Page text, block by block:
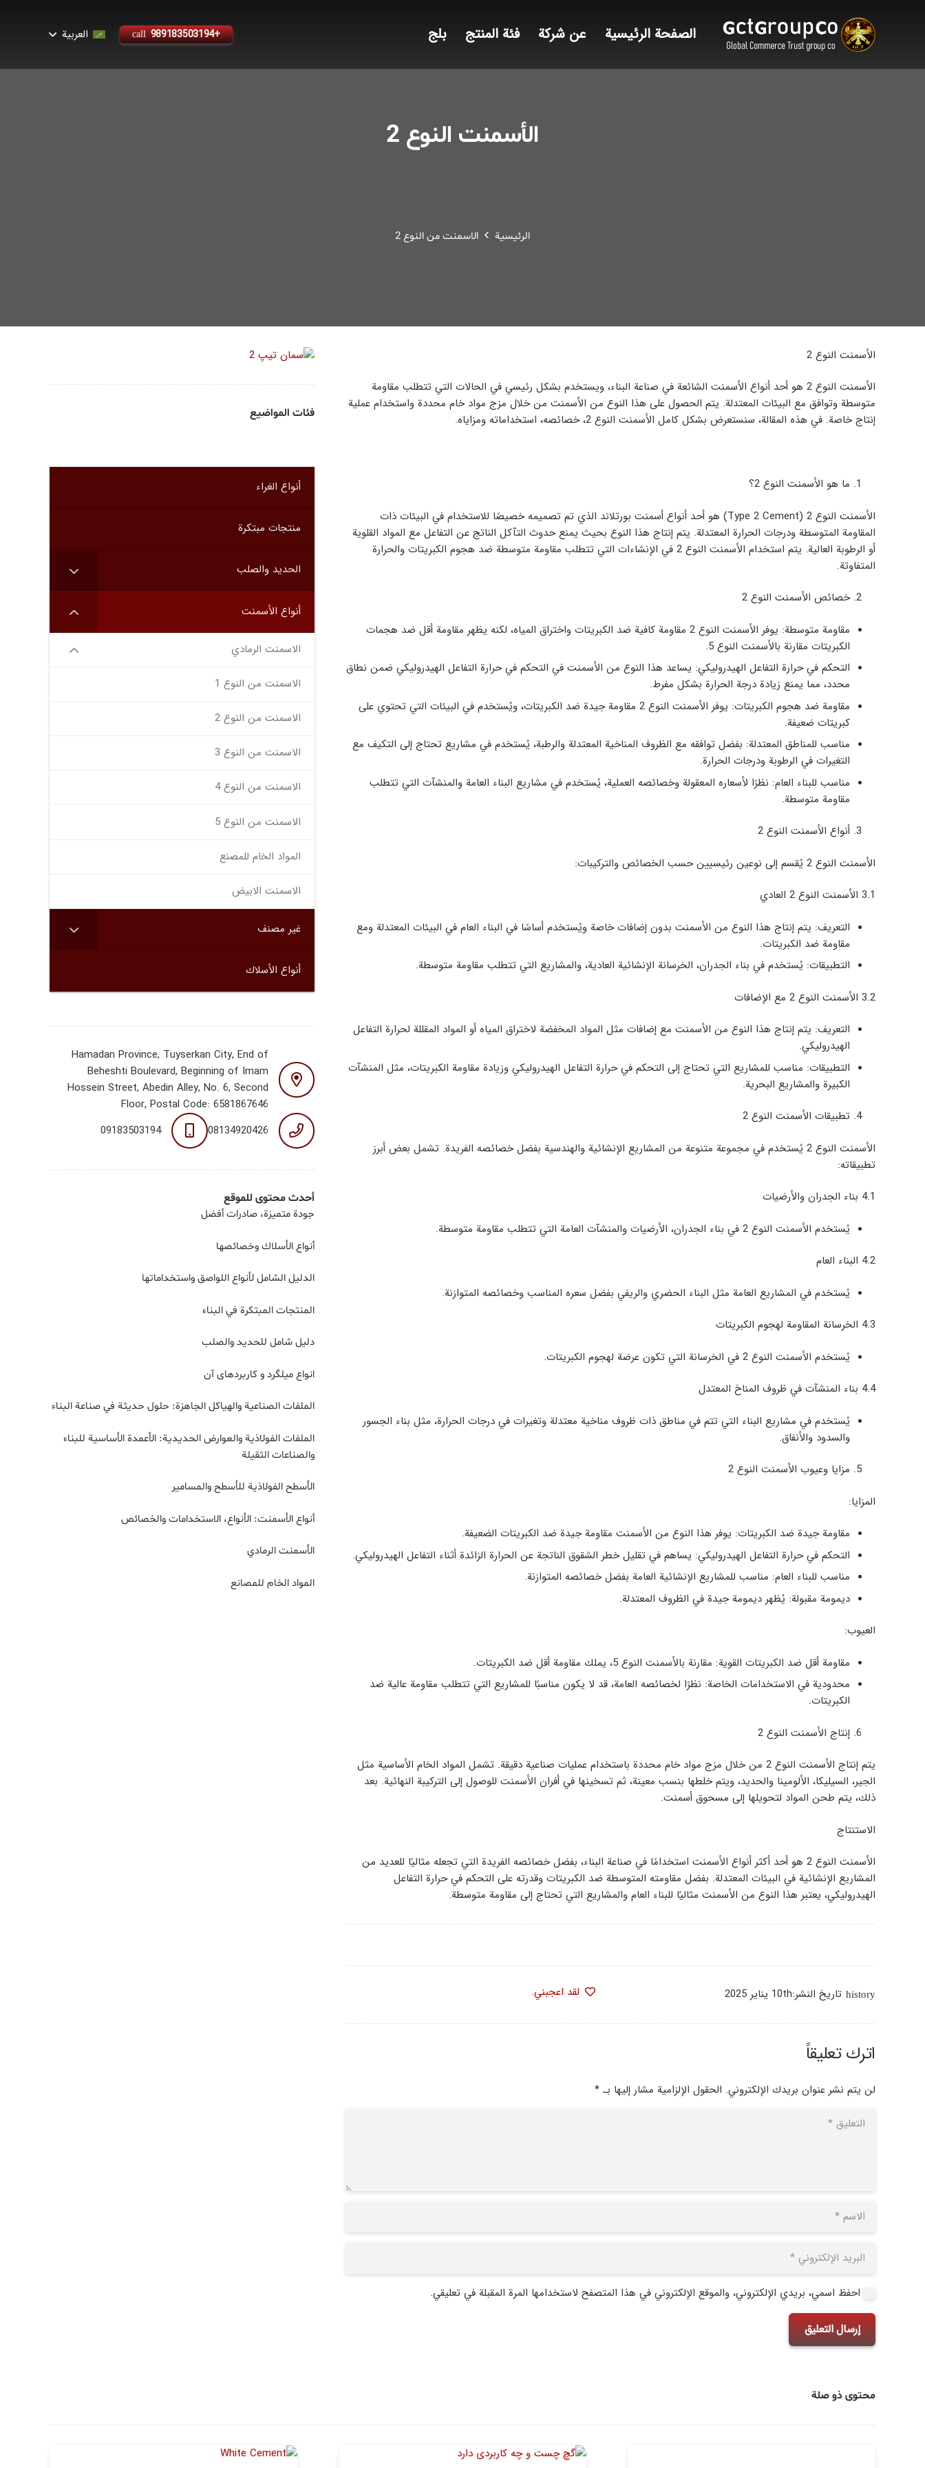
الصفحة الرئيسية عن شركة فئة المنتج بلج +989183503194
call العربية
الأسمنت النوع 2
الرئيسية الاسمنت من النوع 2
الأسمنت النوع 2
الأسمنت النوع 2 هو أحد أنواع الأسمنت الشائعة في صناعة البناء، ويستخدم بشكل رئيسي في الحالات التي تتطلب مقاومة
متوسطة وتوافق مع البيئات المعتدلة. يتم الحصول على هذا النوع من الأسمنت من خلال مزج مواد خام محددة واستخدام عملية
إنتاج خاصة. في هذه المقالة، سنستعرض بشكل كامل الأسمنت النوع 2، خصائصه، استخداماته ومزاياه.
ما هو الأسمنت النوع 2؟
الأسمنت النوع 2 (Type 2 Cement) هو أحد أنواع أسمنت بورتلاند الذي تم تصميمه خصيصًا للاستخدام في البيئات ذات
المقاومة المتوسطة ودرجات الحرارة المعتدلة. يتم إنتاج هذا النوع بحيث يمنع حدوث التآكل الناتج عن التفاعل مع المواد القلوية
أو الرطوبة العالية. يتم استخدام الأسمنت النوع 2 في الإنشاءات التي تتطلب مقاومة متوسطة ضد هجوم الكبريتات والحرارة
المتفاوتة.
خصائص الأسمنت النوع 2
مقاومة متوسطة
: يوفر الأسمنت النوع 2 مقاومة كافية ضد الكبريتات واختراق المياه، لكنه يظهر مقاومة أقل ضد هجمات
الكبريتات مقارنة بالأسمنت النوع 5.
التحكم في حرارة التفاعل الهيدروليكي: يساعد هذا النوع من الأسمنت في التحكم في حرارة التفاعل الهيدروليكي ضمن نطاق
محدد، مما يمنع زيادة درجة الحرارة بشكل مفرط.
مقاومة ضد هجوم الكبريتات
: يوفر الأسمنت النوع 2 مقاومة جيدة ضد الكبريتات، ويُستخدم في البيئات التي تحتوي على
كبريتات ضعيفة.
مناسب للمناطق المعتدلة: بفضل توافقه مع الظروف المناخية المعتدلة والرطبة، يُستخدم في مشاريع تحتاج إلى التكيف مع
التغيرات في الرطوبة ودرجات الحرارة.
مناسب للبناء العام: نظرًا لأسعاره المعقولة وخصائصه العملية، يُستخدم في مشاريع البناء العامة والمنشآت التي تتطلب
مقاومة متوسطة.
أنواع الأسمنت النوع 2
الأسمنت النوع 2 يُقسم إلى نوعين رئيسيين حسب الخصائص والتركيبات:
3.1 الأسمنت النوع 2 العادي
التعريف: يتم إنتاج هذا النوع من الأسمنت بدون إضافات خاصة ويُستخدم أساسًا في البناء العام في البيئات المعتدلة ومع
مقاومة ضد الكبريتات.
التطبيقات: يُستخدم في بناء الجدران، الخرسانة الإنشائية العادية، والمشاريع التي تتطلب مقاومة متوسطة.
3.2 الأسمنت النوع 2 مع الإضافات
التعريف: يتم إنتاج هذا النوع من الأسمنت مع إضافات مثل المواد المخفضة لاختراق المياه أو المواد المقللة لحرارة التفاعل
الهيدروليكي.
التطبيقات: مناسب للمشاريع التي تحتاج إلى التحكم في حرارة التفاعل الهيدروليكي وزيادة مقاومة الكبريتات، مثل المنشآت
الكبيرة والمشاريع البحرية.
تطبيقات الأسمنت النوع 2
الأسمنت النوع 2 يُستخدم في مجموعة متنوعة من المشاريع الإنشائية والهندسية بفضل خصائصه الفريدة. تشمل بعض أبرز
تطبيقاته:
4.1 بناء الجدران والأرضيات
يُستخدم الأسمنت النوع 2 في بناء الجدران، الأرضيات والمنشآت العامة التي تتطلب مقاومة متوسطة.
4.2 البناء العام
يُستخدم في المشاريع العامة مثل البناء الحضري والريفي بفضل سعره المناسب وخصائصه المتوازنة.
4.3 الخرسانة المقاومة لهجوم الكبريتات
يُستخدم الأسمنت النوع 2 في الخرسانة التي تكون عرضة لهجوم الكبريتات.
4.4 بناء المنشآت في ظروف المناخ المعتدل
يُستخدم في مشاريع البناء التي تتم في مناطق ذات ظروف مناخية معتدلة وتغيرات في درجات الحرارة، مثل بناء الجسور
والسدود والأنفاق.
مزايا وعيوب الأسمنت النوع 2
المزايا:
مقاومة جيدة ضد الكبريتات: يوفر هذا النوع من الأسمنت مقاومة جيدة ضد الكبريتات الضعيفة.
التحكم في حرارة التفاعل الهيدروليكي: يساهم في تقليل خطر الشقوق الناتجة عن الحرارة الزائدة أثناء التفاعل الهيدروليكي.
مناسب للبناء العام: مناسب للمشاريع الإنشائية العامة بفضل خصائصه المتوازنة.
ديمومة مقبولة: يُظهر ديمومة جيدة في الظروف المعتدلة.
العيوب:
مقاومة أقل ضد الكبريتات القوية: مقارنة بالأسمنت النوع 5، يملك مقاومة أقل ضد الكبريتات.
محدودية في الاستخدامات الخاصة: نظرًا لخصائصه العامة، قد لا يكون مناسبًا للمشاريع التي تتطلب مقاومة عالية ضد
الكبريتات.
إنتاج الأسمنت النوع 2
يتم إنتاج الأسمنت النوع 2 من خلال مزج مواد خام محددة باستخدام عمليات صناعية دقيقة. تشمل المواد الخام الأساسية مثل
الجير، السيليكا، الألومينا والحديد، ويتم خلطها بنسب معينة، ثم تسخينها في أفران الأسمنت للوصول إلى التركيبة النهائية. بعد
ذلك، يتم طحن المواد لتحويلها إلى مسحوق أسمنت.
الاستنتاج
الأسمنت النوع 2 هو أحد أكثر أنواع الأسمنت استخدامًا في صناعة البناء، بفضل خصائصه الفريدة التي تجعله مثاليًا للعديد من
المشاريع الإنشائية في البيئات المعتدلة. بفضل مقاومته المتوسطة ضد الكبريتات وقدرته على التحكم في حرارة التفاعل
الهيدروليكي، يعتبر هذا النوع من الأسمنت مثاليًا للبناء العام والمشاريع التي تحتاج إلى مقاومة متوسطة.
history تاريخ النشر:10th يناير 2025 لقد اعجبني.
اترك تعليقاً
لن يتم نشر عنوان بريدك الإلكتروني. الحقول الإلزامية مشار إليها بـ *
احفظ اسمي، بريدي الإلكتروني، والموقع الإلكتروني في هذا المتصفح لاستخدامها المرة المقبلة في تعليقي.
إرسال التعليق
فئات المواضيع
أنواع الغراء
منتجات مبتكرة
الحديد والصلب
أنواع الأسمنت
الاسمنت الرمادي
الاسمنت من النوع 1
الاسمنت من النوع 2
الاسمنت من النوع 3
الاسمنت من النوع 4
الاسمنت من النوع 5
المواد الخام للمصنع
الاسمنت الابيض
غير مصنف
أنواع الأسلاك
Hamadan Province, Tuyserkan City, End of
Beheshti Boulevard, Beginning of Imam
Hossein Street, Abedin Alley, No. 6, Second
Floor, Postal Code: 6581867646
08134920426
09183503194
أحدث محتوى للموقع
جودة متميزة، صادرات أفضل
أنواع الأسلاك وخصائصها
الدليل الشامل لأنواع اللواصق واستخداماتها
المنتجات المبتكرة في البناء
دليل شامل للحديد والصلب
انواع میلگرد و کاربردهای آن
الملفات الصناعية والهياكل الجاهزة: حلول حديثة في صناعة البناء
الملفات الفولاذية والعوارض الحديدية: الأعمدة الأساسية للبناء
والصناعات الثقيلة
الأسطح الفولاذية للأسطح والمسامير
أنواع الأسمنت: الأنواع، الاستخدامات والخصائص
الأسمنت الرمادي
المواد الخام للمصانع
محتوى ذو صلة